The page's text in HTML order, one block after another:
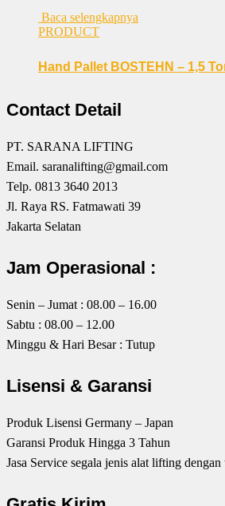
Baca selengkapnya
PRODUCT
Hand Pallet BOSTEHN – 1,5
Contact Detail
PT. SARANA LIFTING
Email. saranalifting@gmail.com
Telp. 0813 3640 2013
Jl. Raya RS. Fatmawati 39
Jakarta Selatan
Jam Operasional :
Senin – Jumat : 08.00 – 16.00
Sabtu : 08.00 – 12.00
Minggu & Hari Besar : Tutup
Lisensi & Garansi
Produk Lisensi Germany – Japan
Garansi Produk Hingga 3 Tahun
Jasa Service segala jenis alat lifting